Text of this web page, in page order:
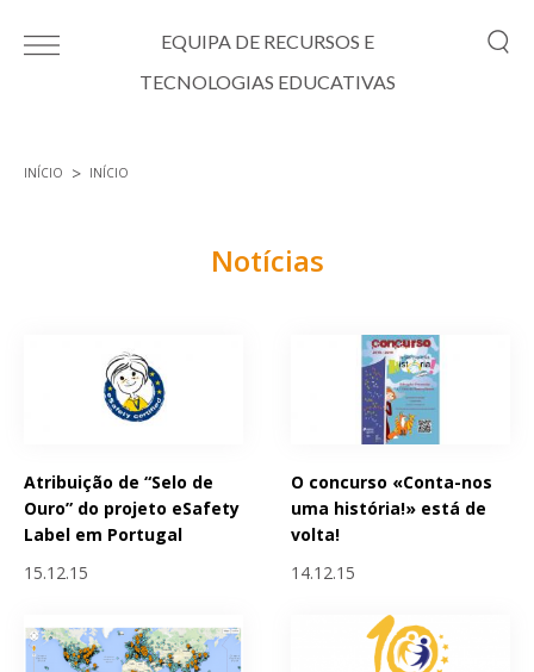
EQUIPA DE RECURSOS E
TECNOLOGIAS EDUCATIVAS
INÍCIO INÍCIO
Notícias
Atribuição de “Selo de
Ouro” do projeto eSafety
Label em Portugal
15.12.15
O concurso «Conta-nos
uma história!» está de
volta!
14.12.15
Páginas